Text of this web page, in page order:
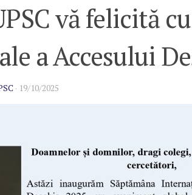
vă felicită
a Accesului
· 19/10/2025